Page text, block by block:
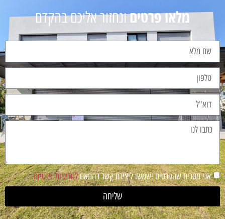
מלאו פרטיםונחזור אליכם בהקדם
אני מסכים שהפרטים ישמשו ליצירת קשר בהתאםלמדיניות פרטיות
שליחה